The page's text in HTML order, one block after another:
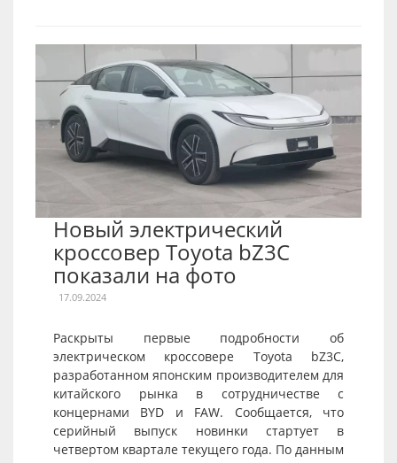
Новый электрический
кроссовер Toyota bZ3C
показали на фото
17.09.2024
Раскрыты первые подробности об
электрическом кроссовере Toyota bZ3C,
разработанном японским производителем для
китайского рынка в сотрудничестве с
концернами BYD и FAW. Сообщается, что
серийный выпуск новинки стартует в
четвертом квартале текущего года. По данным